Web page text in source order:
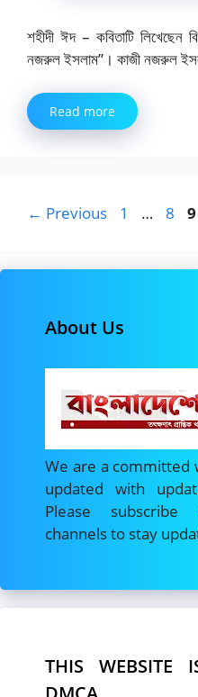
শহীদী ঈদ – কবিতাটি লিখেছেন
নজরুল ইসলাম”। কাজী নজরুল
Read more
← Previous Page
1 … Page
8 9
About Us
We are a committed
updated with
Please
channels to stay
THIS WEBSITE